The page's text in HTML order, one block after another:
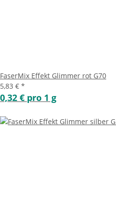
FaserMix Effekt Glimmer rot G70
5,83 € *
0,32 € pro 1 g